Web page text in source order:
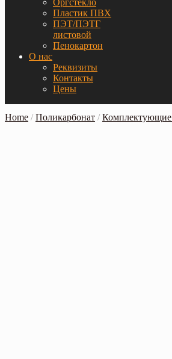
Пластик ПВХ
ПЭТ/ПЭТГ
листовой
Пенокартон
О нас
Реквизиты
Контакты
Цены
Home /Поликарбонат /Комплектующие